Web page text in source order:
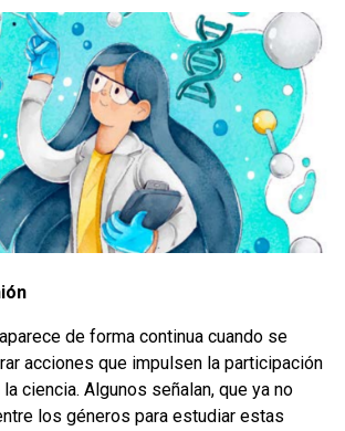
de forma continua cuando se
acciones que impulsen la participación
ciencia. Algunos señalan, que ya no
los géneros para estudiar estas